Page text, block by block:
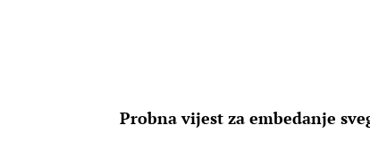
Probna vijest za embedanje